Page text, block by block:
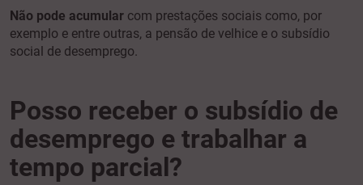
Não pode acumular com prestações sociais como, por
exemplo e entre outras, a pensão de velhice e o subsídio
social de desemprego.
Posso receber o subsídio de
desemprego e trabalhar a
tempo parcial?